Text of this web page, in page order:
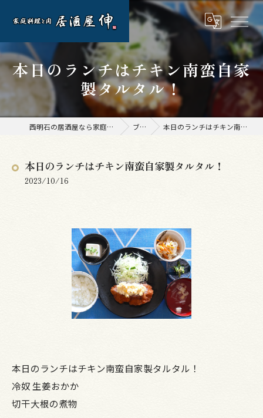
本日のランチはチキン南蛮自家
製タルタル！
西明石の居酒屋なら家庭料理と肉 居酒屋 伸 ブログ 本日のランチはチキン南蛮自家製タルタル！
本日のランチはチキン南蛮自家製タルタル！
2023/10/16
本日のランチはチキン南蛮自家製タルタル！
冷奴 生姜おかか
切干大根の煮物